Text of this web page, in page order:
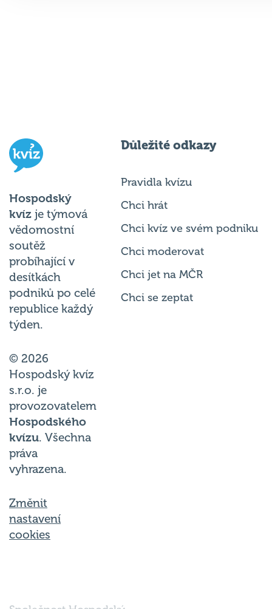
Hospodský
kvíz je týmová
vědomostní
soutěž
probíhající v
desítkách
podniků po celé
republice každý
týden.
© 2026
Hospodský kvíz
s.r.o. je
provozovatelem
Hospodského
kvízu. Všechna
práva
vyhrazena.
Změnit
nastavení
cookies
Důležité odkazy
Pravidla kvízu
Chci hrát
Chci kvíz ve svém podniku
Chci moderovat
Chci jet na MČR
Chci se zeptat